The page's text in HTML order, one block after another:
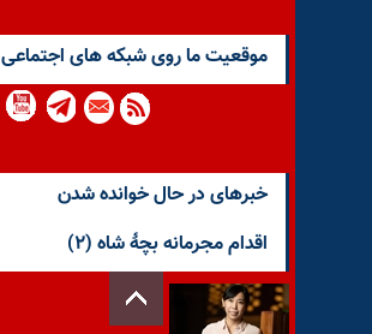
موقعيت ما روى شبكه هاى اجتماعى
خبرهای در حال خوانده شدن
اقدام مجرمانه بچهٔ شاه (۲)